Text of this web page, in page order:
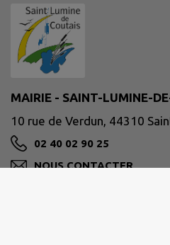
MAIRIE - SAINT-LUMINE-
10 rue de Verdun, 44310
02 40 02 90 25
NOUS CONTACTER